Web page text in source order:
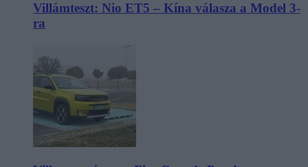
Villámteszt: Nio ET5 – Kína válasza a Model 3-
ra